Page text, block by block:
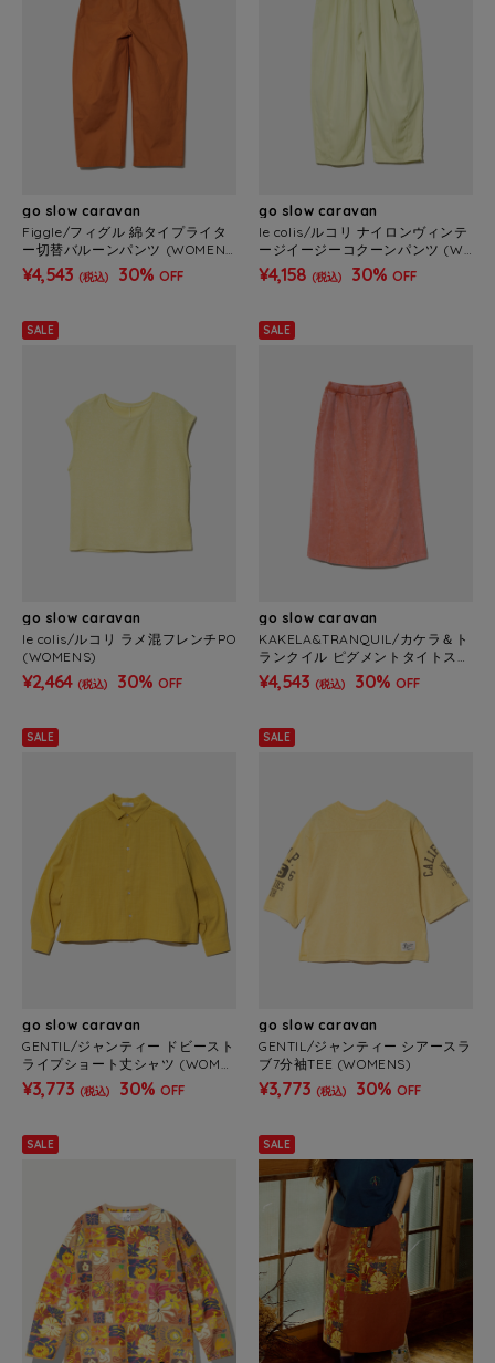
go slow caravan
Figgle/フィグル 綿タイプライタ
ー切替バルーンパンツ (WOMEN
S)
¥4,543 (税込) 30% OFF
go slow caravan
le colis/ルコリ ナイロンヴィンテ
ージイージーコクーンパンツ (W
OMENS)
¥4,158 (税込) 30% OFF
SALE
go slow caravan
le colis/ルコリ ラメ混フレンチPO
(WOMENS)
¥2,464 (税込) 30% OFF
SALE
go slow caravan
KAKELA&TRANQUIL/カケラ＆ト
ランクイル ピグメントタイトスカ
ート (WOMENS)
¥4,543 (税込) 30% OFF
SALE
go slow caravan
GENTIL/ジャンティー ドビースト
ライプショート丈シャツ (WOME
NS)
¥3,773 (税込) 30% OFF
SALE
go slow caravan
GENTIL/ジャンティー シアースラ
ブ7分袖TEE (WOMENS)
¥3,773 (税込) 30% OFF
SALE SALE